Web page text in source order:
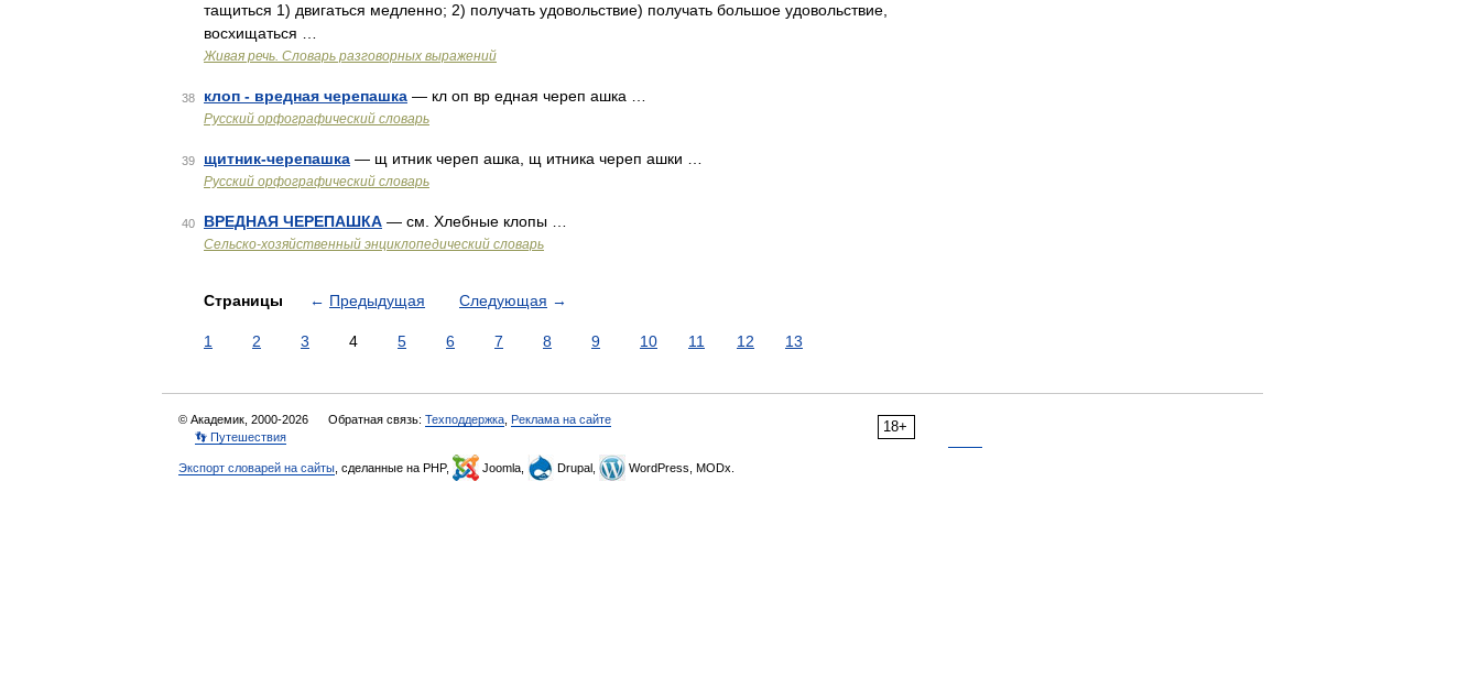
тащиться 1) двигаться медленно; 2) получать удовольствие) получать большое удовольствие,
восхищаться …
Живая речь. Словарь разговорных выражений
38 клоп - вредная черепашка — кл оп вр едная череп ашка …
Русский орфографический словарь
39 щитник-черепашка — щ итник череп ашка, щ итника череп ашки …
Русский орфографический словарь
40 ВРЕДНАЯ ЧЕРЕПАШКА — см. Хлебные клопы …
Сельско-хозяйственный энциклопедический словарь
Страницы ← Предыдущая Следующая →
1 2 3 4 5 6 7 8 9 10 11 12 13
18+
© Академик, 2000-2026 Обратная связь: Техподдержка Реклама на сайте
👣 Путешествия
Экспорт словарей на сайты , сделанные на PHP, Joomla, Drupal, WordPress, MODx.